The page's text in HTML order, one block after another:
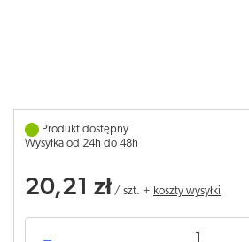
Produkt dostępny
Wysyłka od 24h do 48h
20,21 zł / szt. + koszty wysyłki